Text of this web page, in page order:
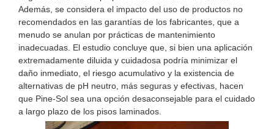
Además, se considera el impacto del uso de productos no
recomendados en las garantías de los fabricantes, que a
menudo se anulan por prácticas de mantenimiento
inadecuadas. El estudio concluye que, si bien una aplicación
extremadamente diluida y cuidadosa podría minimizar el
daño inmediato, el riesgo acumulativo y la existencia de
alternativas de pH neutro, más seguras y efectivas, hacen
que Pine-Sol sea una opción desaconsejable para el cuidado
a largo plazo de los pisos laminados.